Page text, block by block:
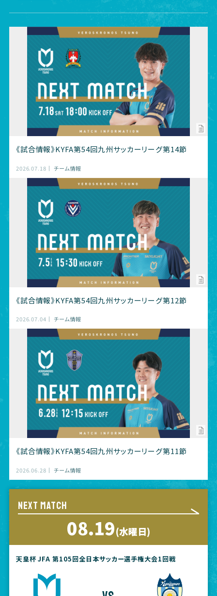
《試合情報》KYFA第54回九州サッカーリーグ第14節
2026.07.18 チーム情報
《試合情報》KYFA第54回九州サッカーリーグ第12節
2026.07.04 チーム情報
《試合情報》KYFA第54回九州サッカーリーグ第11節
2026.06.28 チーム情報
NEXT MATCH
08.19(水曜日)
天皇杯 JFA 第105回全日本サッカー選手権大会1回戦